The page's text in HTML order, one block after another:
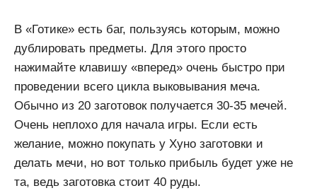
В «Готике» есть баг, пользуясь которым, можно
дублировать предметы. Для этого просто
нажимайте клавишу «вперед» очень быстро при
проведении всего цикла выковывания меча.
Обычно из 20 заготовок получается 30-35 мечей.
Очень неплохо для начала игры. Если есть
желание, можно покупать у Хуно заготовки и
делать мечи, но вот только прибыль будет уже не
та, ведь заготовка стоит 40 руды.